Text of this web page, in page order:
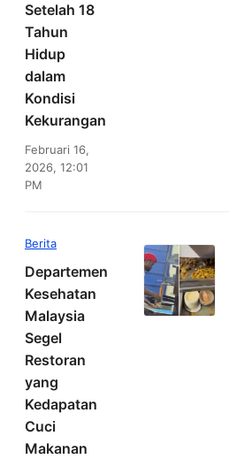
Setelah 18
Tahun
Hidup
dalam
Kondisi
Kekurangan
Februari 16,
2026, 12:01
PM
Berita
Departemen
Kesehatan
Malaysia
Segel
Restoran
yang
Kedapatan
Cuci
Makanan